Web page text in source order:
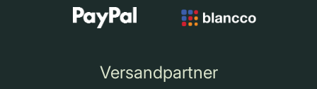
Versandpartner